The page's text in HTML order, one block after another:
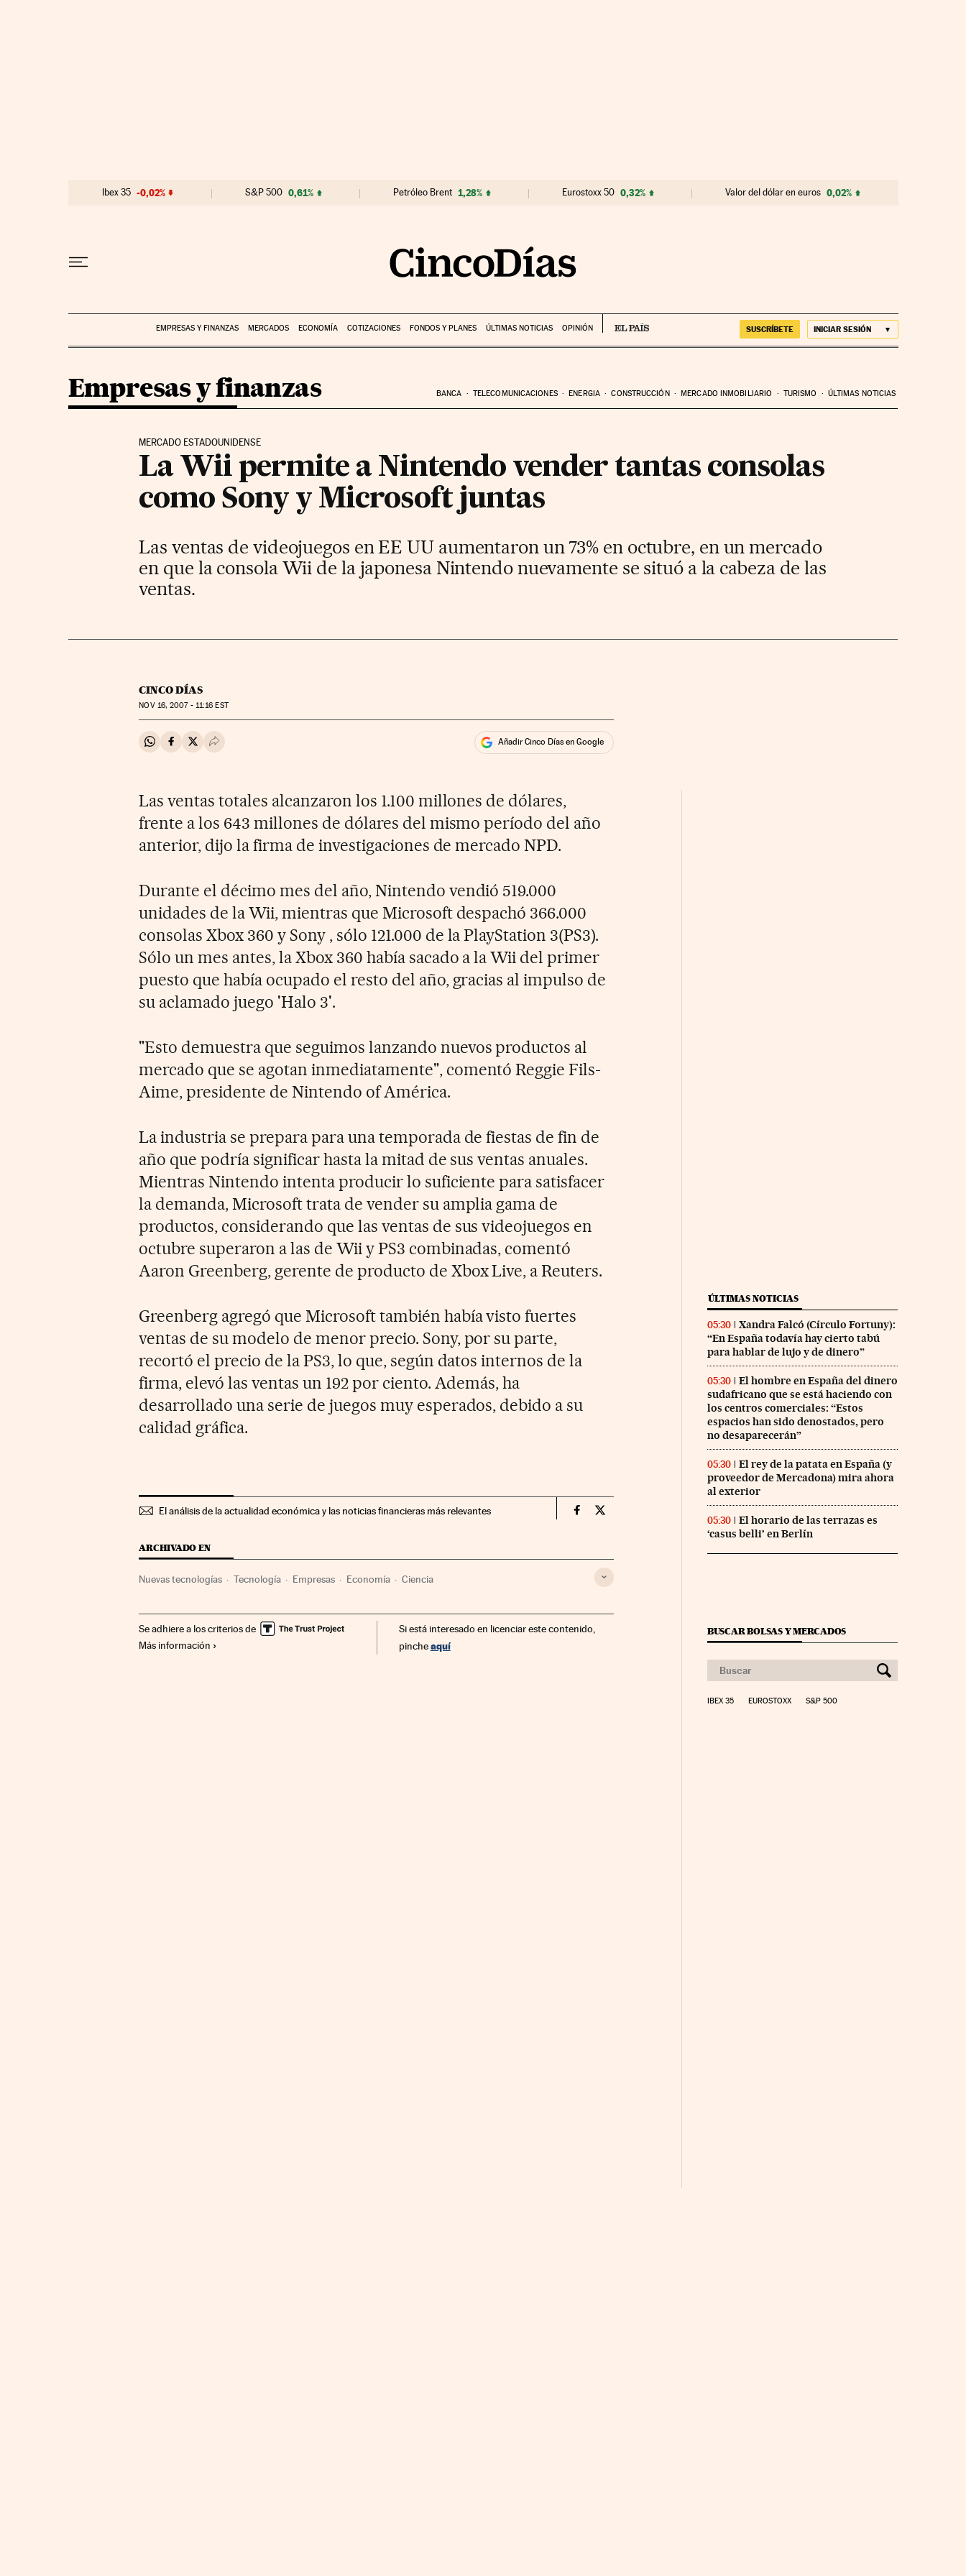
Ibex 35 -0,02% S&P 500 0,61% Petróleo Brent 1,28% Eurostoxx 50 0,32% Valor del dólar en euros 0,02%
EMPRESAS Y FINANZAS MERCADOS ECONOMÍA COTIZACIONES FONDOS Y PLANES ÚLTIMAS NOTICIAS OPINIÓN SUSCRÍBETE INICIAR SESIÓN
Empresas y finanzas BANCA TELECOMUNICACIONES ENERGIA CONSTRUCCIÓN MERCADO INMOBILIARIO TURISMO ÚLTIMAS NOTICIAS
MERCADO ESTADOUNIDENSE
La Wii permite a Nintendo vender tantas consolas
como Sony y Microsoft juntas
Las ventas de videojuegos en EE UU aumentaron un 73% en octubre, en un mercado
en que la consola Wii de la japonesa Nintendo nuevamente se situó a la cabeza de las
ventas.
CINCO DÍAS
NOV16, 2007 - 11:16 EST
Compartir en Whatsapp
Compartir en Facebook
Compartir en Twitter
Desplegar Redes Sociales Añadir Cinco Días en Google
Las ventas totales alcanzaron los 1.100 millones de dólares,
frente a los 643 millones de dólares del mismo período del año
anterior, dijo la firma de investigaciones de mercado NPD.
Durante el décimo mes del año, Nintendo vendió 519.000
unidades de la Wii, mientras que Microsoft despachó 366.000
consolas Xbox 360 y Sony , sólo 121.000 de la PlayStation 3(PS3).
Sólo un mes antes, la Xbox 360 había sacado a la Wii del primer
puesto que había ocupado el resto del año, gracias al impulso de
su aclamado juego 'Halo 3'.
"Esto demuestra que seguimos lanzando nuevos productos al
mercado que se agotan inmediatamente", comentó Reggie Fils-
Aime, presidente de Nintendo of América.
La industria se prepara para una temporada de fiestas de fin de
año que podría significar hasta la mitad de sus ventas anuales.
Mientras Nintendo intenta producir lo suficiente para satisfacer
la demanda, Microsoft trata de vender su amplia gama de
productos, considerando que las ventas de sus videojuegos en
octubre superaron a las de Wii y PS3 combinadas, comentó
Aaron Greenberg, gerente de producto de Xbox Live, a Reuters.
Greenberg agregó que Microsoft también había visto fuertes
ventas de su modelo de menor precio. Sony, por su parte,
recortó el precio de la PS3, lo que, según datos internos de la
firma, elevó las ventas un 192 por ciento. Además, ha
desarrollado una serie de juegos muy esperados, debido a su
calidad gráfica.
El análisis de la actualidad económica y las noticias financieras más relevantes Companias Cinco Días en Facebook
Companias Cinco Días en Twitter
ARCHIVADO EN
Nuevas tecnologías Tecnología Empresas Economía Ciencia
Se adhiere a los criterios de
Más información
Si está interesado en licenciar este contenido,
pincheaquí
ÚLTIMAS NOTICIAS
05:30
Xandra Falcó (Círculo Fortuny):
“En España todavía hay cierto tabú
para hablar de lujo y de dinero”
05:30
El hombre en España del dinero
sudafricano que se está haciendo con
los centros comerciales: “Estos
espacios han sido denostados, pero
no desaparecerán”
05:30
El rey de la patata en España (y
proveedor de Mercadona) mira ahora
al exterior
05:30
El horario de las terrazas es
‘casus belli’ en Berlín
BUSCAR BOLSAS Y MERCADOS
IBEX 35 EUROSTOXX S&P 500